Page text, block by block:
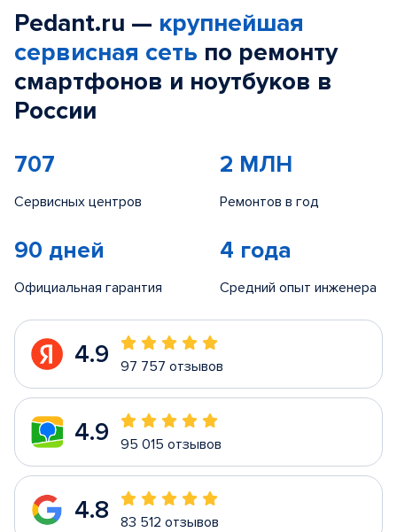
Pedant.ru — крупнейшая
сервисная сеть по ремонту
смартфонов и ноутбуков в
России
707
Сервисных центров
2 МЛН
Ремонтов в год
90 дней
Официальная гарантия
4 года
Средний опыт инженера
4.9 97 757 отзывов
4.9 95 015 отзывов
4.8 83 512 отзывов